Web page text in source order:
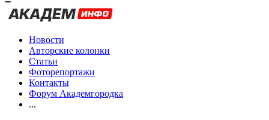
Новости
Авторские колонки
Статьи
Фоторепортажи
Контакты
Форум Академгородка
...